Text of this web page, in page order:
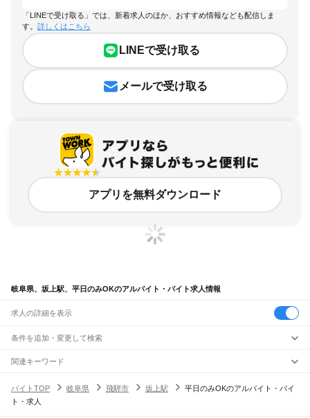
「LINEで受け取る」では、新着求人のほか、おすすめ情報なども配信しま
す。 詳しくはこちら
LINEで受け取る
メールで受け取る
アプリを無料ダウンロード
岐阜県、坂上駅、平日のみOKのアルバイト・バイト求人情報
求人の詳細を表示
条件を追加・変更して検索
市区町村を追加・変更
岐阜県すべて
岐阜市
駅を追加・変更
職種を追加・変更
関連キーワード
バイトTOP
岐阜県 飛騨市 坂上駅
平日のみOKのアルバイト・バイ
ト・求人